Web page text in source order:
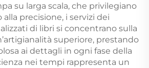
su larga scala, che privilegiano
precisione, i servizi dei
di libri si concentrano sulla
superiore, prestando
ai dettagli in ogni fase della
nei tempi rappresenta un